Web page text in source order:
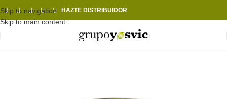
Skip to navigation
Skip to main content
HAZTE DISTRIBUIDOR